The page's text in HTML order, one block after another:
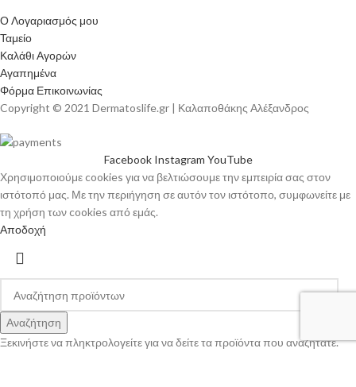
Ο Λογαριασμός μου
Ταμείο
Καλάθι Αγορών
Αγαπημένα
Φόρμα Επικοινωνίας
Copyright © 2021 Dermatoslife.gr | Καλαποθάκης Αλέξανδρος
Facebook Instagram YouTube
Χρησιμοποιούμε cookies για να βελτιώσουμε την εμπειρία σας στον
ιστότοπό μας. Με την περιήγηση σε αυτόν τον ιστότοπο, συμφωνείτε με
τη χρήση των cookies από εμάς.
Αποδοχή
Αναζήτηση
Ξεκινήστε να πληκτρολογείτε για να δείτε τα προϊόντα που αναζητάτε.